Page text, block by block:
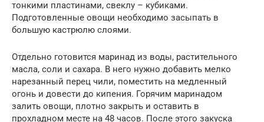
тонкими пластинами, свеклу – кубиками.
Подготовленные овощи необходимо засыпать в
большую кастрюлю слоями.
Отдельно готовится маринад из воды, растительного
масла, соли и сахара. В него нужно добавить мелко
нарезанный перец чили, поместить на медленный
огонь и довести до кипения. Горячим маринадом
залить овощи, плотно закрыть и оставить в
прохладном месте на 48 часов. После этого закуска